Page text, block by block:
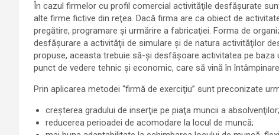
În cazul firmelor cu profil comercial activităţile desfăşurate
alte firme fictive din reţea. Dacă firma are ca obiect de
pregătire, programare şi urmărire a fabricaţiei. Forma de
desfăşurare a activităţii de simulare şi de natura activităţilor
propuse, aceasta trebuie să-şi desfăşoare activitatea pe
punct de vedere tehnic şi economic, care să vină în
Prin aplicarea metodei “firmă de exerciţiu” sunt preconizate
creşterea gradului de inserţie pe piaţa muncii a absolvenţilor;
reducerea perioadei de acomodare la locul de muncă;